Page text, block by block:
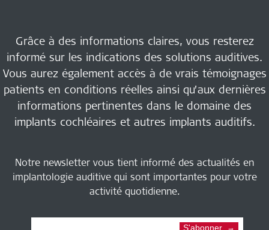
Grâce à des informations claires, vous resterez
informé sur les indications des solutions auditives.
Vous aurez également accès à de vrais témoignages
patients en conditions réelles ainsi qu’aux dernières
informations pertinentes dans le domaine des
implants cochléaires et autres implants auditifs.
Notre newsletter vous tient informé des actualités en
implantologie auditive qui sont importantes pour votre
activité quotidienne.
S'abonner